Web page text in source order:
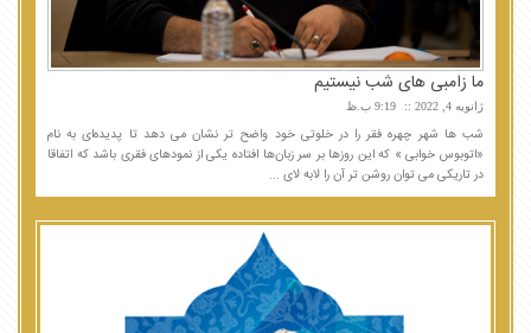
ما زامبی های شب نیستیم
ژانویه 4, 2022 9:19 ب.ظ
شب ها شهر چهره فقر را در خلوتی خود واضح تر نشان می دهد تا پدیده‌ای به نام
«اتوبوس خوابی » که این روزها بر سر زبان‌ها افتاده یکی از نمودهای فقری باشد که اتفاقا
در تاریکی می توان روشن تر آن را لابه لای ...